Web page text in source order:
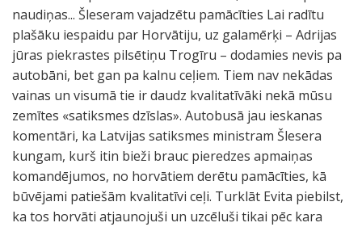
naudiņas... Šleseram vajadzētu pamācīties Lai radītu
plašāku iespaidu par Horvātiju, uz galamērķi – Adrijas
jūras piekrastes pilsētiņu Trogīru – dodamies nevis pa
autobāni, bet gan pa kalnu ceļiem. Tiem nav nekādas
vainas un visumā tie ir daudz kvalitatīvāki nekā mūsu
zemītes «satiksmes dzīslas». Autobusā jau ieskanas
komentāri, ka Latvijas satiksmes ministram Šlesera
kungam, kurš itin bieži brauc pieredzes apmaiņas
komandējumos, no horvātiem derētu pamācīties, kā
būvējami patiešām kvalitatīvi ceļi. Turklāt Evita piebilst,
ka tos horvāti atjaunojuši un uzcēluši tikai pēc kara